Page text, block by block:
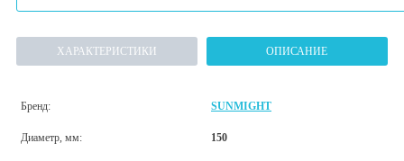
ХАРАКТЕРИСТИКИ ОПИСАНИЕ
Бренд: SUNMIGHT
Диаметр, мм: 150